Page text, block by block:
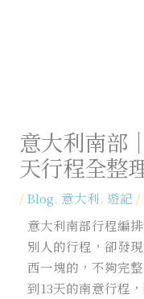
意大利南部
天行程全整
/Blog, 意大利, 遊記 /
意大利南部行程編
別人的行程，卻發
西一塊的，不夠完
到13天的南意行程